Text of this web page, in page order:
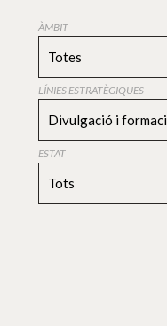
ÀMBIT
Totes
LÍNIES ESTRATÈGIQUES
Divulgació i
ESTAT
Tots